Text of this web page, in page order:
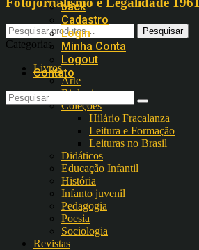
back
Cadastro
Login
Minha Conta
Logout
Contato
Pesquisar
por:
Categorias
Livros
Arte
Biologia
Coleções
Hilário Fracalanza
Leitura e Formação
Leituras no Brasil
Didáticos
Educação Infantil
História
Infanto juvenil
Pedagogia
Poesia
Sociologia
Revistas